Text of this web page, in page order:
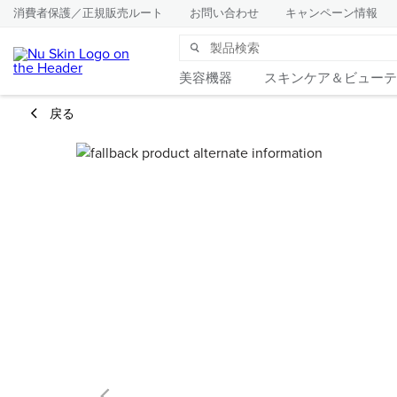
消費者保護／正規販売ルート お問い合わせ キャンペーン情報
美容機器 スキンケア＆ビュー
戻る